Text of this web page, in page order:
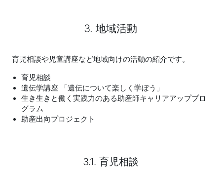
3. 地域活動
育児相談や児童講座など地域向けの活動の紹介です。
育児相談
遺伝学講座 「遺伝について楽しく学ぼう」
生き生きと働く実践力のある助産師キャリアアッププロ
グラム
助産出向プロジェクト
3.1. 育児相談